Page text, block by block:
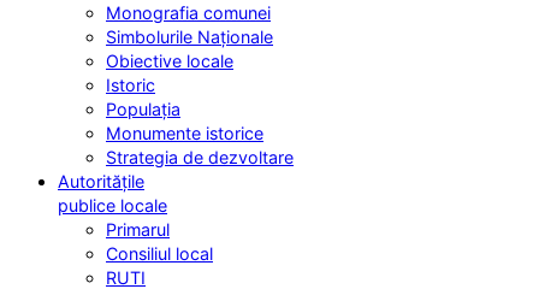
Monografia comunei
Simbolurile Naționale
Obiective locale
Istoric
Populația
Monumente istorice
Strategia de dezvoltare
Autoritățile
publice locale
Primarul
Consiliul local
RUTI